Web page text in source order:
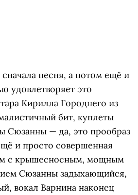
песня, а потом ещё и
удовлетворяет это
Кирилла Городнего из
бит, куплеты
Сюзанны — да, это прообраз
и просто совершенная
с крышесносным, мощным
Сюзанны задыхающийся,
вокал Варнина наконец